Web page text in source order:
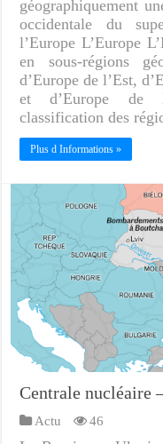
géographiquement
occidentale du
l’Europe L’Europe
en sous-régions
d’Europe de l’Est,
et d’Europe de
classification des
Plus d Informations »
Centrale nucléaire
Actu 46